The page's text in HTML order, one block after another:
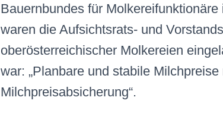
Bauernbundes für
waren die Aufsichtsrats- und
oberösterreichischer Molkereien
war: „Planbare und stabile
Milchpreisabsicherung“.